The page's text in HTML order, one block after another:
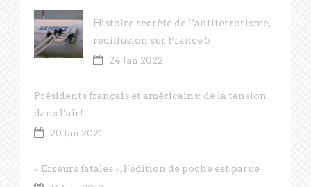
Histoire secrète de l’antiterrorisme,
rediffusion sur France 5
24 Jan 2022
Présidents français et américains: de la tension
dans l’air!
20 Jan 2021
« Erreurs fatales », l’édition de poche est parue